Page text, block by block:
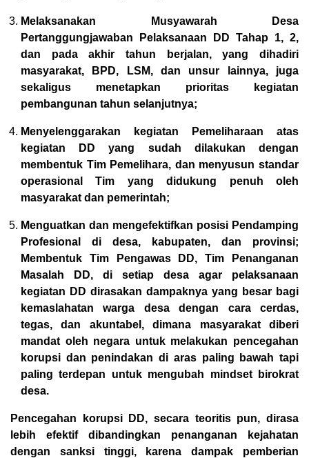
Melaksanakan Musyawarah Desa
Pertanggungjawaban Pelaksanaan DD Tahap 1, 2,
dan pada akhir tahun berjalan, yang dihadiri
masyarakat, BPD, LSM, dan unsur lainnya, juga
sekaligus menetapkan prioritas kegiatan
pembangunan tahun selanjutnya;
Menyelenggarakan kegiatan Pemeliharaan atas
kegiatan DD yang sudah dilakukan dengan
membentuk Tim Pemelihara, dan menyusun standar
operasional Tim yang didukung penuh oleh
masyarakat dan pemerintah;
Menguatkan dan mengefektifkan posisi Pendamping
Profesional di desa, kabupaten, dan provinsi;
Membentuk Tim Pengawas DD, Tim Penanganan
Masalah DD, di setiap desa agar pelaksanaan
kegiatan DD dirasakan dampaknya yang besar bagi
kemaslahatan warga desa dengan cara cerdas,
tegas, dan akuntabel, dimana masyarakat diberi
mandat oleh negara untuk melakukan pencegahan
korupsi dan penindakan di aras paling bawah tapi
paling terdepan untuk mengubah mindset birokrat
desa.
Pencegahan korupsi DD, secara teoritis pun, dirasa
lebih efektif dibandingkan penanganan kejahatan
dengan sanksi tinggi, karena dampak pemberian